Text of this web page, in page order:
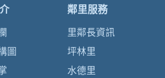
圖
鄰里服務
里鄰長資訊
坪林里
水德里